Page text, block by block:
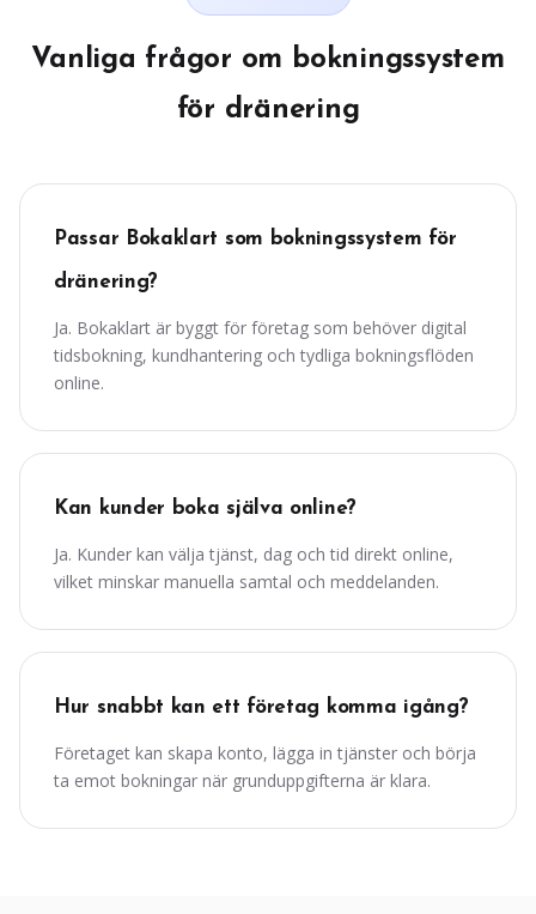
Vanliga frågor om bokningssystem
för dränering
Passar Bokaklart som bokningssystem för
dränering?
Ja. Bokaklart är byggt för företag som behöver digital
tidsbokning, kundhantering och tydliga bokningsflöden
online.
Kan kunder boka själva online?
Ja. Kunder kan välja tjänst, dag och tid direkt online,
vilket minskar manuella samtal och meddelanden.
Hur snabbt kan ett företag komma igång?
Företaget kan skapa konto, lägga in tjänster och börja
ta emot bokningar när grunduppgifterna är klara.